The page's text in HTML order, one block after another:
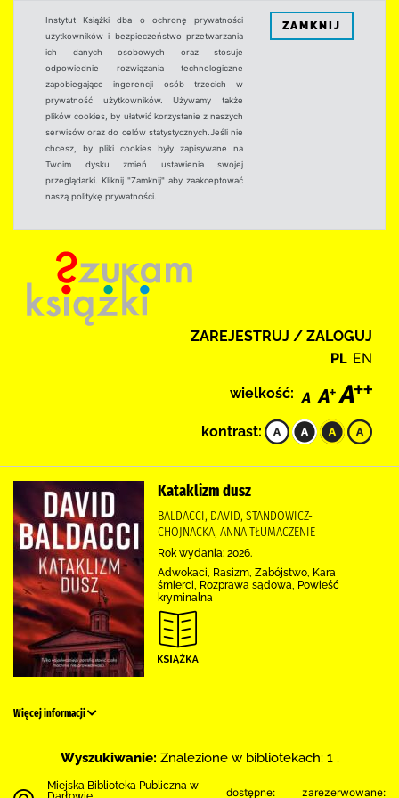
Instytut Książki dba o ochronę prywatności
użytkowników i bezpieczeństwo przetwarzania
ich danych osobowych oraz stosuje
odpowiednie rozwiązania technologiczne
zapobiegające ingerencji osób trzecich w
prywatność użytkowników. Używamy także
plików cookies, by ułatwić korzystanie z naszych
serwisów oraz do celów statystycznych.Jeśli nie
chcesz, by pliki cookies były zapisywane na
Twoim dysku zmień ustawienia swojej
przeglądarki. Kliknij "Zamknij" aby zaakceptować
naszą politykę prywatności.
ZAMKNIJ
ZAREJESTRUJ / ZALOGUJ
PL EN
wielkość:
kontrast:
Kataklizm dusz
BALDACCI, DAVID, STANDOWICZ-
CHOJNACKA, ANNA TŁUMACZENIE
Rok wydania: 2026.
Adwokaci, Rasizm, Zabójstwo, Kara
śmierci, Rozprawa sądowa, Powieść
kryminalna
Więcej informacji
Wyszukiwanie: Znalezione w bibliotekach: 1 .
Miejska Biblioteka Publiczna w
dostępne: zarezerwowane: